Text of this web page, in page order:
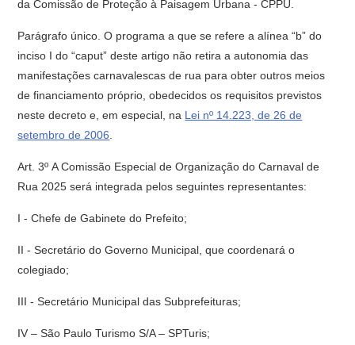
da Comissão de Proteção à Paisagem Urbana - CPPU.
Parágrafo único. O programa a que se refere a alínea “b” do
inciso I do “caput” deste artigo não retira a autonomia das
manifestações carnavalescas de rua para obter outros meios
de financiamento próprio, obedecidos os requisitos previstos
neste decreto e, em especial, na Lei nº 14.223, de 26 de
setembro de 2006
Art. 3º A Comissão Especial de Organização do Carnaval de
Rua 2025 será integrada pelos seguintes representantes:
I - Chefe de Gabinete do Prefeito;
II - Secretário do Governo Municipal, que coordenará o
colegiado;
III - Secretário Municipal das Subprefeituras;
IV – São Paulo Turismo S/A – SPTuris;